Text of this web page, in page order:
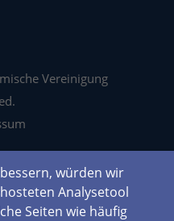
Vereinigung
würden wir
Analysetool
Seiten wie häufig